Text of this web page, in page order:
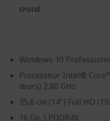
galerie
d’images
Galerie
d’images
Windows 10
Processeur Intel®
œurs) 2,80 GHz
35,6 cm (14") Full HD
16 Go, LPDDR4X
EPUISÉ